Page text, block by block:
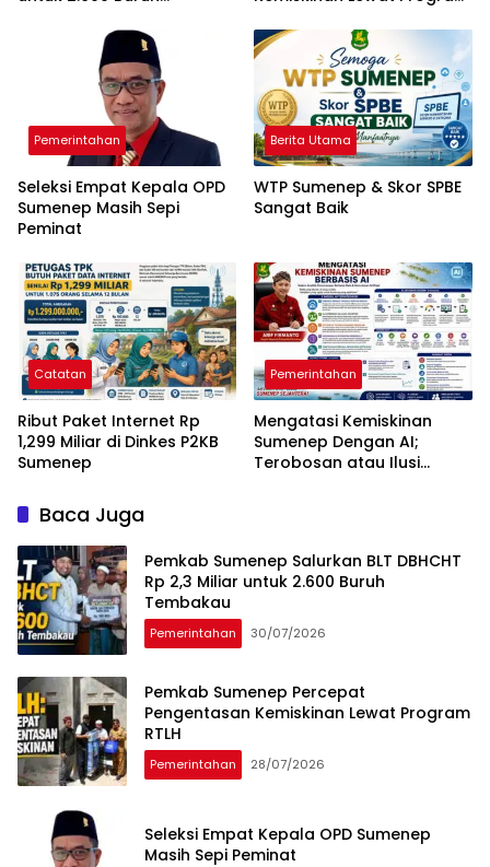
Pemerintahan
Seleksi Empat Kepala OPD
Sumenep Masih Sepi
Peminat
Berita Utama
WTP Sumenep & Skor SPBE
Sangat Baik
Catatan
Ribut Paket Internet Rp
1,299 Miliar di Dinkes P2KB
Sumenep
Pemerintahan
Mengatasi Kemiskinan
Sumenep Dengan AI;
Terobosan atau Ilusi
Baca Juga
Pemkab Sumenep Salurkan BLT DBHCHT
Rp 2,3 Miliar untuk 2.600 Buruh
Tembakau
Pemerintahan 30/07/2026
Pemkab Sumenep Percepat
Pengentasan Kemiskinan Lewat Program
RTLH
Pemerintahan 28/07/2026
Seleksi Empat Kepala OPD Sumenep
Masih Sepi Peminat